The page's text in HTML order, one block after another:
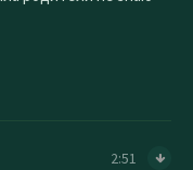
2:51